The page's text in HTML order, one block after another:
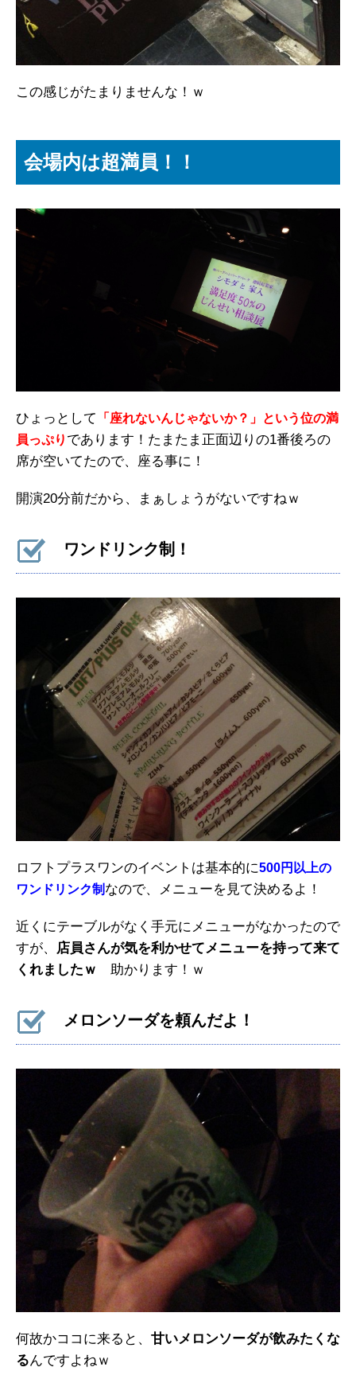
この感じがたまりませんな！ｗ
会場内は超満員！！
ひょっとして
「座れないんじゃないか？」という位の満
員っぷり であります！たまたま正面辺りの1番後ろの
席が空いてたので、座る事に！
開演20分前だから、まぁしょうがないですねｗ
ワンドリンク制！
ロフトプラスワンのイベントは基本的に500円以上の
ワンドリンク制 なので、メニューを見て決めるよ！
近くにテーブルがなく手元にメニューがなかったので
すが、
店員さんが気を利かせてメニューを持って来て
くれましたｗ
助かります！ｗ
メロンソーダを頼んだよ！
何故かココに来ると、 甘いメロンソーダが飲みたくな
るんですよねｗ